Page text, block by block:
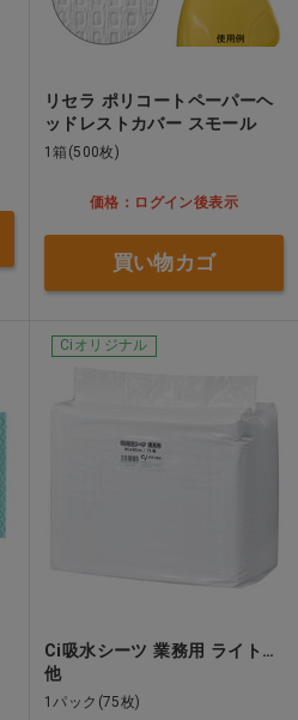
リセラ ポリコートペーパーヘ
ッドレストカバー スモール
1箱(500枚)
価格：ログイン後表示
買い物カゴ
Ciオリジナル
Ci吸水シーツ 業務用 ライト…
他
1パック(75枚)